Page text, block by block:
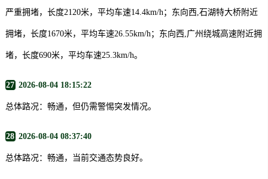
严重拥堵，长度2120米，平均车速14.4km/h；东向西,石湖特大桥附近
拥堵，长度1670米，平均车速26.55km/h；东向西,广州绕城高速附近拥
堵，长度690米，平均车速25.3km/h。
27 2026-08-04 18:15:22
总体路况：畅通，但仍需警惕突发情况。
28 2026-08-04 08:37:40
总体路况：畅通，当前交通态势良好。